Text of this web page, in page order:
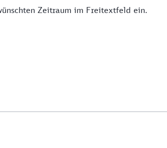
Zeitraum im Freitextfeld ein.